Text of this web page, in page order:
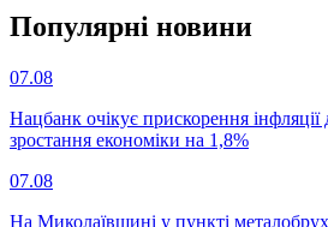
Популярнi новини
07.08
Нацбанк очікує прискорення інфляції
зростання економіки на 1,8%
07.08
На Миколаївщині у пункті